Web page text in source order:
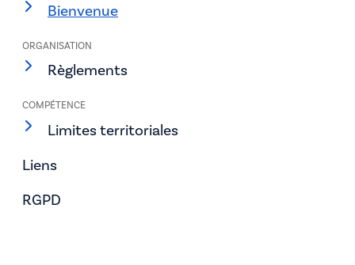
Bienvenue
ORGANISATION
Règlements
COMPÉTENCE
Limites territoriales
Liens
RGPD